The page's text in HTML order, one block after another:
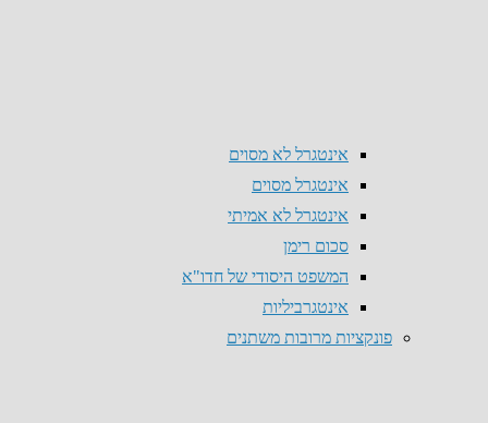
אינטגרל לא מסוים
אינטגרל מסוים
אינטגרל לא אמיתי
סכום רימן
המשפט היסודי של חדו"א
אינטגרביליות
פונקציות מרובות משתנים